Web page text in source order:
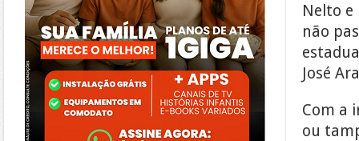
Nelto e
não
José
Com a
ou